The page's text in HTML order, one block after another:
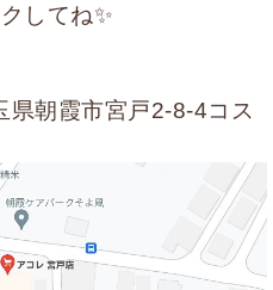
してね✨
朝霞市宮戸2-8-4コス